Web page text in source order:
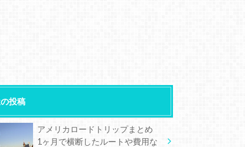
投稿
アメリカロードトリップまとめ
1ヶ月で横断したルートや費用な